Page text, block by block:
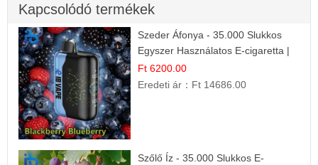
Kapcsolódó termékek
Szeder Áfonya - 35.000 Slukkos
Egyszer Használatos E-cigaretta |
Prémium Ízélmény
Ft 6200.00
Eredeti ár： Ft 14686.00
Szőlő Íz - 35.000 Slukkos E-